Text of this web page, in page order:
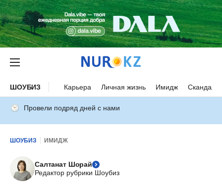
ШОУБИЗ Карьера Личная жизнь Имидж Скандалы
Провели подряд дней с нами
ШОУБИЗ ИМИДЖ
Салтанат Шорай
Редактор рубрики Шоубиз